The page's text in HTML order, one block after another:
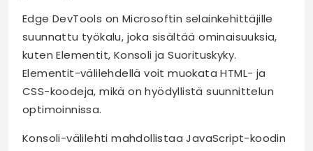
Edge DevTools on Microsoftin selainkehittäjille
suunnattu työkalu, joka sisältää ominaisuuksia,
kuten Elementit, Konsoli ja Suorituskyky.
Elementit-välilehdellä voit muokata HTML- ja
CSS-koodeja, mikä on hyödyllistä suunnittelun
optimoinnissa.
Konsoli-välilehti mahdollistaa JavaScript-koodin